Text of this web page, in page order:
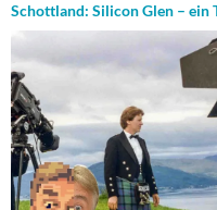
Schottland: Silicon Glen – ein